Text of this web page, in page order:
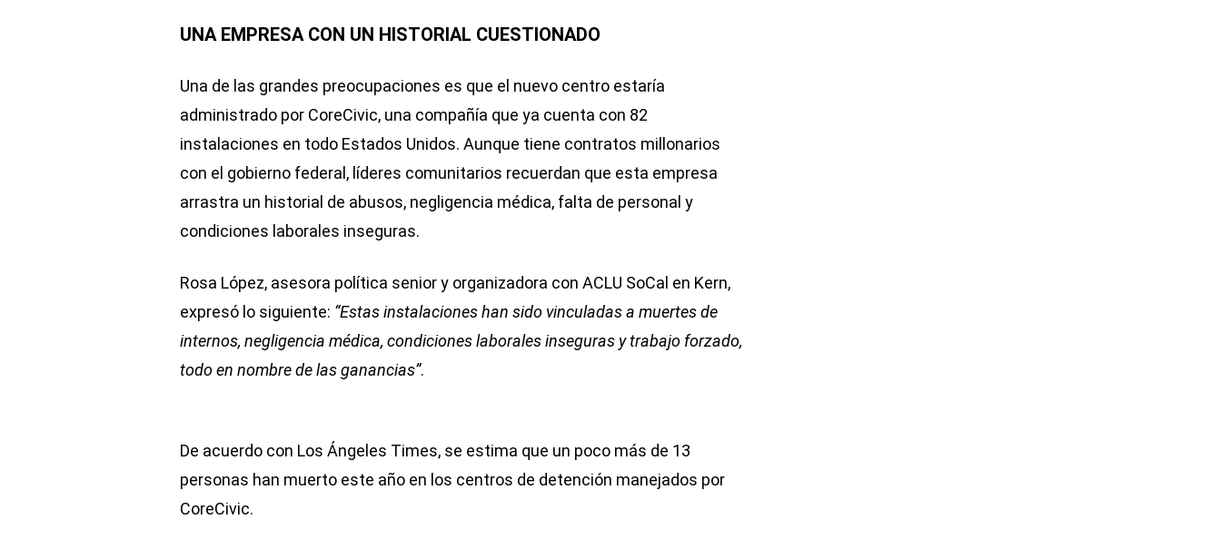
UNA EMPRESA CON UN HISTORIAL CUESTIONADO
Una de las grandes preocupaciones es que el nuevo centro estaría
administrado por CoreCivic, una compañía que ya cuenta con 82
instalaciones en todo Estados Unidos. Aunque tiene contratos millonarios
con el gobierno federal, líderes comunitarios recuerdan que esta empresa
arrastra un historial de abusos, negligencia médica, falta de personal y
condiciones laborales inseguras.
Rosa López, asesora política senior y organizadora con ACLU SoCal en Kern,
expresó lo siguiente: “Estas instalaciones han sido vinculadas a muertes de
internos, negligencia médica, condiciones laborales inseguras y trabajo forzado,
todo en nombre de las ganancias”.
De acuerdo con Los Ángeles Times, se estima que un poco más de 13
personas han muerto este año en los centros de detención manejados por
CoreCivic.